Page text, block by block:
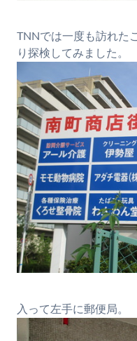
TNNでは一度も訪れた
り探検してみました。
入って左手に郵便局。